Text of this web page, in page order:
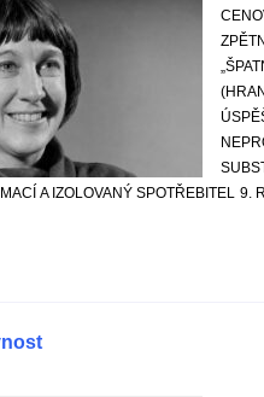
A IZOLOVANÝ SPOTŘEBITEL